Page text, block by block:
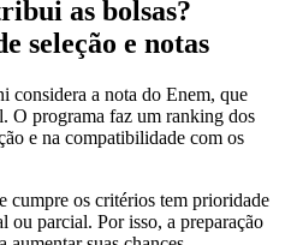
as bolsas?
seleção e notas
considera a nota do Enem, que
O programa faz um ranking dos
e na compatibilidade com os
cumpre os critérios tem prioridade
ou parcial. Por isso, a preparação